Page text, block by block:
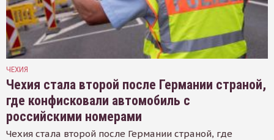
ЧЕХИЯ
Чехия стала второй после Германии страной,
где конфисковали автомобиль с
российскими номерами
Чехия стала второй после Германии страной, где